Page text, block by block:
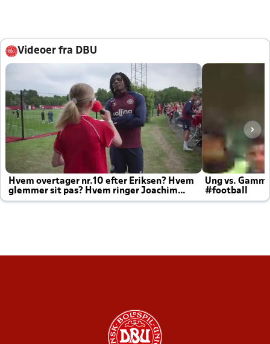
Videoer fra DBU
Hvem overtager nr.10 efter Eriksen? Hvem
glemmer sit pas? Hvem ringer Joachim
altid til efter kampe?
Ung vs.
#football